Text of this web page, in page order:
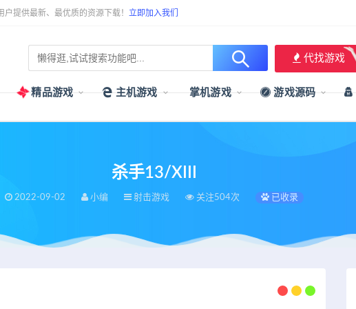
提供最新、最优质的资源下载！ 立即加入我们
代找游戏
精品游戏 主机游戏 掌机游戏 游戏源码
杀手13/XIII
2022-09-02 小编 射击游戏 关注504次 已收录